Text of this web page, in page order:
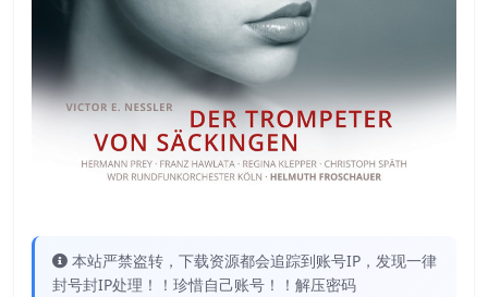
本站严禁盗转，下载资源都会追踪到账号IP，发现一律
封号封IP处理！！珍惜自己账号！！解压密码